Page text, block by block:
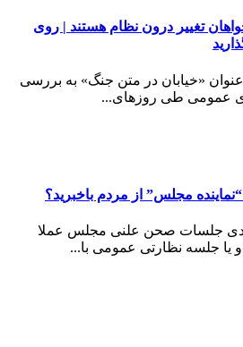
مردم خواهان تغییر درون نظام هستند | روی
عنوان «خیابان در متن جنگ» به بررسی
عمومی طی روز‌های...
مجلس” از مردم باخبرید؟
جلسات صحن علنی مجلس عملا
جلسه نظارتی عمومی با...